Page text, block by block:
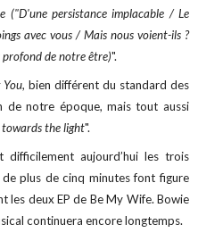
("D'une persistance implacable / Le
avec vous / Mais nous voient-ils ?
profond de notre être)".
, bien différent du standard des
notre époque, mais tout aussi
towards the light".
aujourd’hui les trois
plus de cinq minutes font figure
les deux EP de Be My Wife. Bowie
continuera encore longtemps.